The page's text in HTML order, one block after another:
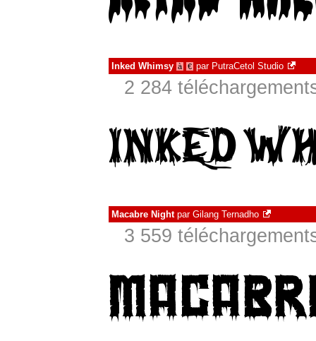
Inked Whimsy à € par PutraCetol Studio
2 284
Macabre Nightpar Gilang Ternadho
3 559